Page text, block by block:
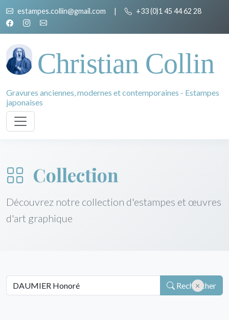
estampes.collin@gmail.com | +33 (0)1 45 44 62 28
Christian Collin
Gravures anciennes, modernes et contemporaines - Estampes
japonaises
Collection
Découvrez notre collection d'estampes et œuvres
d'art graphique
Rechercher